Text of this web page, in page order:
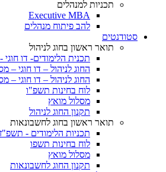
תכניות למנהלים
Executive MBA
להב פיתוח מנהלים
סטודנטים
תואר ראשון בחוג לניהול
תכנית הלימודים- דו
החוג לניהול – דו חוגי –
החוג לניהול – דו חוגי –
לוח בחינות תשפ"ו
מסלול מואץ
תקנון החוג לניהול
תואר ראשון בחוג לחשבונאות
תכניות הלימודים - תשפ"ז
לוח בחינות תשפו
מסלול מואץ
תקנון החוג לחשבונאות